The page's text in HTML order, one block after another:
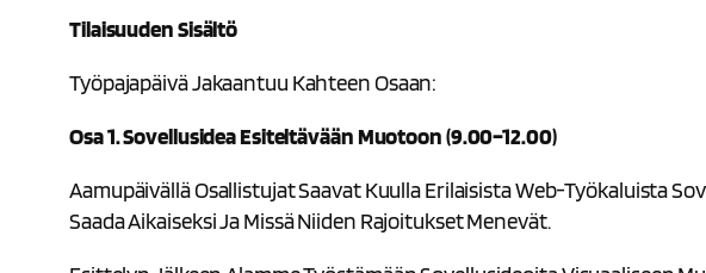
Tilaisuuden Sisältö
Työpajapäivä Jakaantuu Kahteen Osaan:
Osa 1. Sovellusidea Esiteltävään Muotoon (9.00–12.00)
Aamupäivällä Osallistujat Saavat Kuulla Erilaisista Web-Työkaluista
Saada Aikaiseksi Ja Missä Niiden Rajoitukset Menevät.